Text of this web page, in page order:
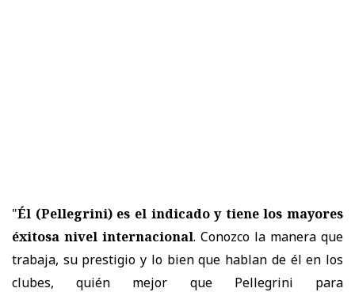
"Él (Pellegrini) es el indicado y tiene los mayores
éxitosa nivel internacional. Conozco la manera que
trabaja, su prestigio y lo bien que hablan de él en los
clubes, quién mejor que Pellegrini para